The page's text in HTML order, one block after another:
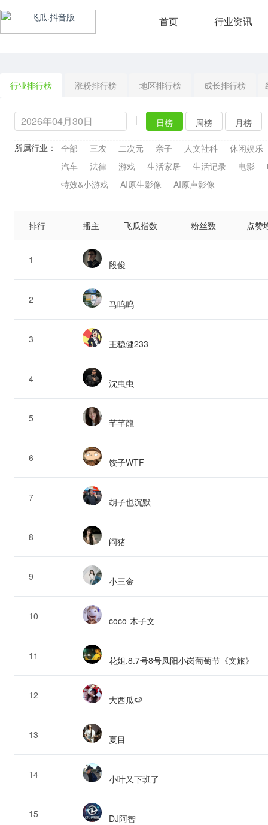
首页 行业资讯
行业排行榜 涨粉排行榜 地区排行榜 成长排行榜
日榜 周榜 月榜
所属行业： 全部 三农 二次元 亲子 人文社科
休闲娱乐
汽车
法律 游戏 生活家居 生活记录 电影
特效&小游戏
AI原生影像 AI原声影像
排行 播主 飞瓜指数 粉丝数 点赞
1 段俊
2 马呜呜
3 王稳健233
4 沈虫虫
5 芊芊龍
6 饺子WTF
7 胡子也沉默
8 闷猪
9 小三金
10 coco-木子文
11 花姐.8.7号8号凤阳小岗葡萄节《文旅》
12 大西瓜🍉
13 夏目
14 小叶又下班了
15 DJ阿智